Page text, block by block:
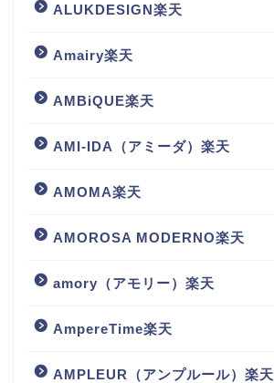
ALUKDESIGN楽天
Amairy楽天
AMBiQUE楽天
AMI-IDA（アミーダ）楽天
AMOMA楽天
AMOROSA MODERNO楽天
amory（アモリー）楽天
AmpereTime楽天
AMPLEUR（アンプルール）楽天